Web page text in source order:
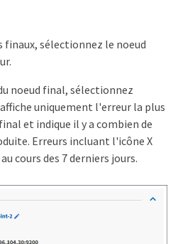
finaux, sélectionnez le noeud
noeud final, sélectionnez
uniquement l'erreur la plus
et indique il y a combien de
Erreurs incluant l'icône X
cours des 7 derniers jours.